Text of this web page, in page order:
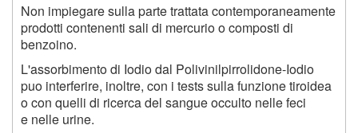
Non impiegare sulla parte trattata contemporaneamente
prodotti contenenti sali di mercurio o composti di
benzoino.
L'assorbimento di Iodio dal Polivinilpirrolidone-Iodio
puo interferire, inoltre, con i tests sulla funzione tiroidea
o con quelli di ricerca del sangue occulto nelle feci
e nelle urine.